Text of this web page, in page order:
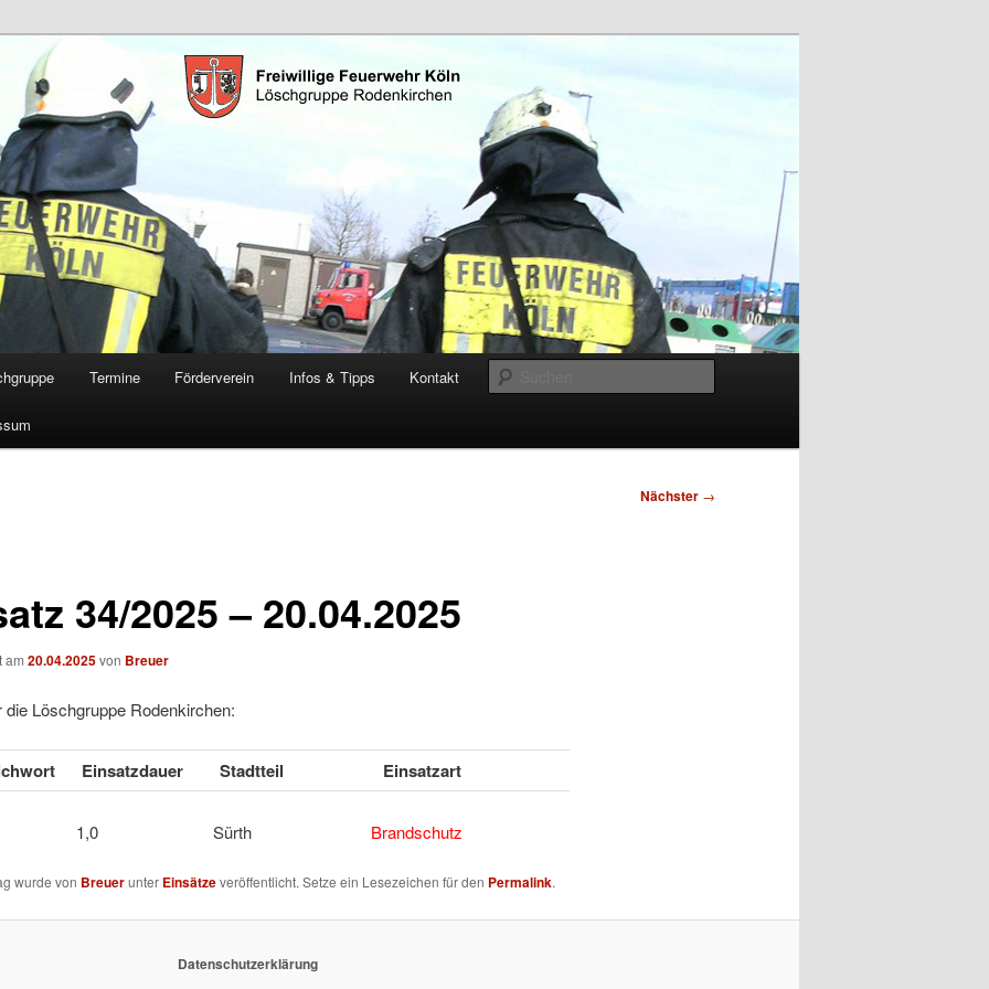
Rodenkirchen
Termine Förderverein Infos & Tipps Kontakt
Nächster →
34/2025 – 20.04.2025
am 20.04.2025von Breuer
die Löschgruppe Rodenkirchen:
Einsatzdauer Stadtteil Einsatzart
1 1,0 Sürth Brandschutz
wurde von Breuerunter Einsätzeveröffentlicht. Setze ein Lesezeichen für den Permalink.
Datenschutzerklärung